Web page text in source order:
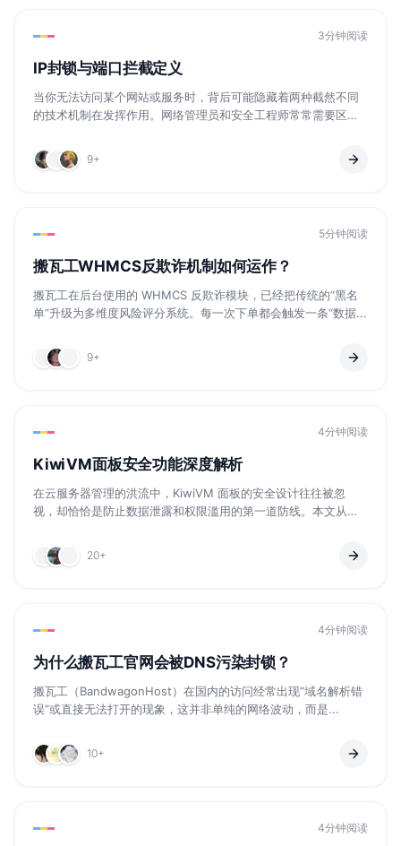
3分钟阅读
IP封锁与端口拦截定义
当你无法访问某个网站或服务时，背后可能隐藏着两种截然不同
的技术机制在发挥作用。网络管理员和安全工程师常常需要区分
9+
5分钟阅读
搬瓦工WHMCS反欺诈机制如何运作？
搬瓦工在后台使用的 WHMCS 反欺诈模块，已经把传统的“黑名
单”升级为多维度风险评分系统。每一次下单都会触发一条“数据...
9+
4分钟阅读
KiwiVM面板安全功能深度解析
在云服务器管理的洪流中，KiwiVM 面板的安全设计往往被忽
视，却恰恰是防止数据泄露和权限滥用的第一道防线。本文从审
20+
4分钟阅读
为什么搬瓦工官网会被DNS污染封锁？
搬瓦工（BandwagonHost）在国内的访问经常出现“域名解析错
误”或直接无法打开的现象，这并非单纯的网络波动，而是...
10+
4分钟阅读